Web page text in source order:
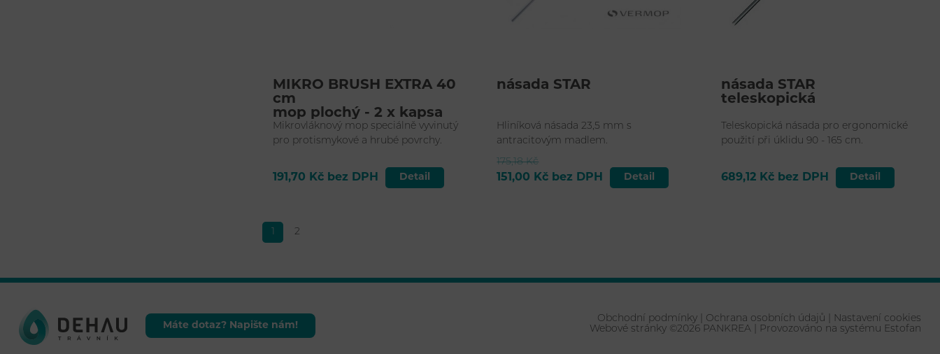
MIKRO BRUSH EXTRA 40
cm
mop plochý - 2 x kapsa
Mikrovláknový mop speciálně vyvinutý
pro protismykové a hrubé povrchy.
191,70 Kč bez DPH Detail
násada STAR
Hliníková násada 23,5 mm s
antracitovým madlem.
175,18 Kč
151,00 Kč bez DPH Detail
násada STAR
teleskopická
Teleskopická násada pro ergonomické
použití při úklidu 90 - 165 cm.
689,12 Kč bez DPH Detail
1 2
Máte dotaz? Napište nám!
Obchodní podmínky Ochrana osobních údajů
Nastavení cookies
Webové stránky ©2026 PANKREA
Provozováno na systému Estofan